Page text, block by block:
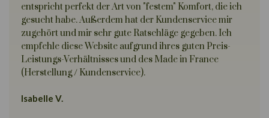
entspricht perfekt der Art von "festem" Komfort, die ich
gesucht habe. Außerdem hat der Kundenservice mir
zugehört und mir sehr gute Ratschläge gegeben. Ich
empfehle diese Website aufgrund ihres guten Preis-
Leistungs-Verhältnisses und des Made in France
(Herstellung / Kundenservice).
Isabelle V.